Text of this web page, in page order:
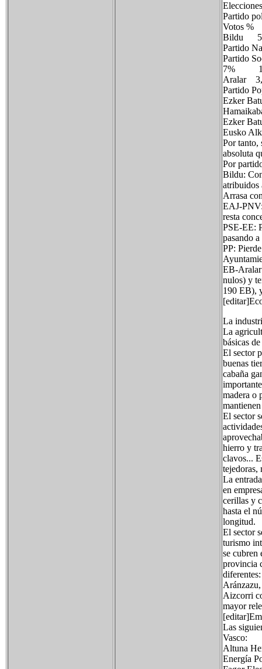
Partido
Votos
Partido
Partido
7%
Partido
Ezker
Ezker
Por tanto,
absoluta
Por
Bildu:
atribuidos
Arrasa
EAJ-
resta
PSE-EE:
pasando
PP:
EB-
nulos) y
190 EB),
La
La
básicas
El sector
buenas
cabaña
madera o
El sector
hierro y
clavos...
tejedoras,
La
en
cerillas y
hasta el
longitud.
El sector
turismo
se cubren
provincia
Aizcorri
mayor
Las
Vasco:
Altuna
Energía